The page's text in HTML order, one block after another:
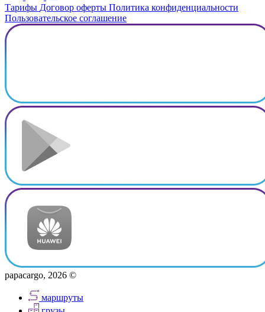
Тарифы Договор оферты Политика конфиденциальности
Пользовательское соглашение
papacargo, 2026 ©
маршруты